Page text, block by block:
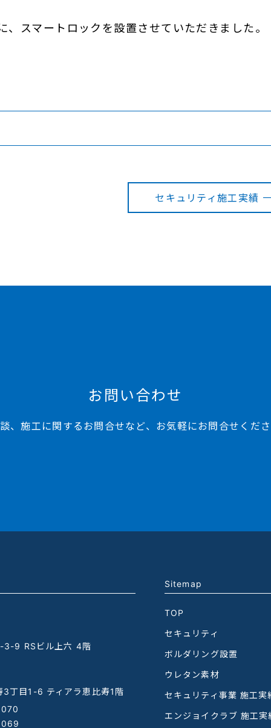
、スマートロックを設置させていただきました。
セキュリティ施工実績
お問い合わせ
、施工に関するお問合せなど、お気軽にお問合せくだ
3-9 RSビル上六 4階
3丁目1-6 ティアラ恵比寿1階
Sitemap
TOP
セキュリティ
ボルダリング設置
ウレタン素材
セキュリティ事業 施工実
エンジョイクラブ 施工実